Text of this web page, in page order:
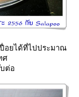
อยได้ที่ไปประมาณ
ศ
ต่อ